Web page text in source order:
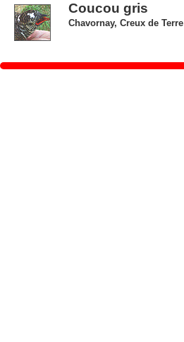
Coucou gris
Chavornay, Creux de Terre